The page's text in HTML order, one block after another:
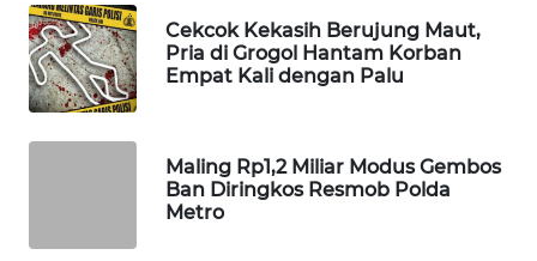
Cekcok Kekasih Berujung Maut,
Pria di Grogol Hantam Korban
Empat Kali dengan Palu
Maling Rp1,2 Miliar Modus Gembos
Ban Diringkos Resmob Polda
Metro
KONSUMEN
LISTRIK
KELISTRIKAN